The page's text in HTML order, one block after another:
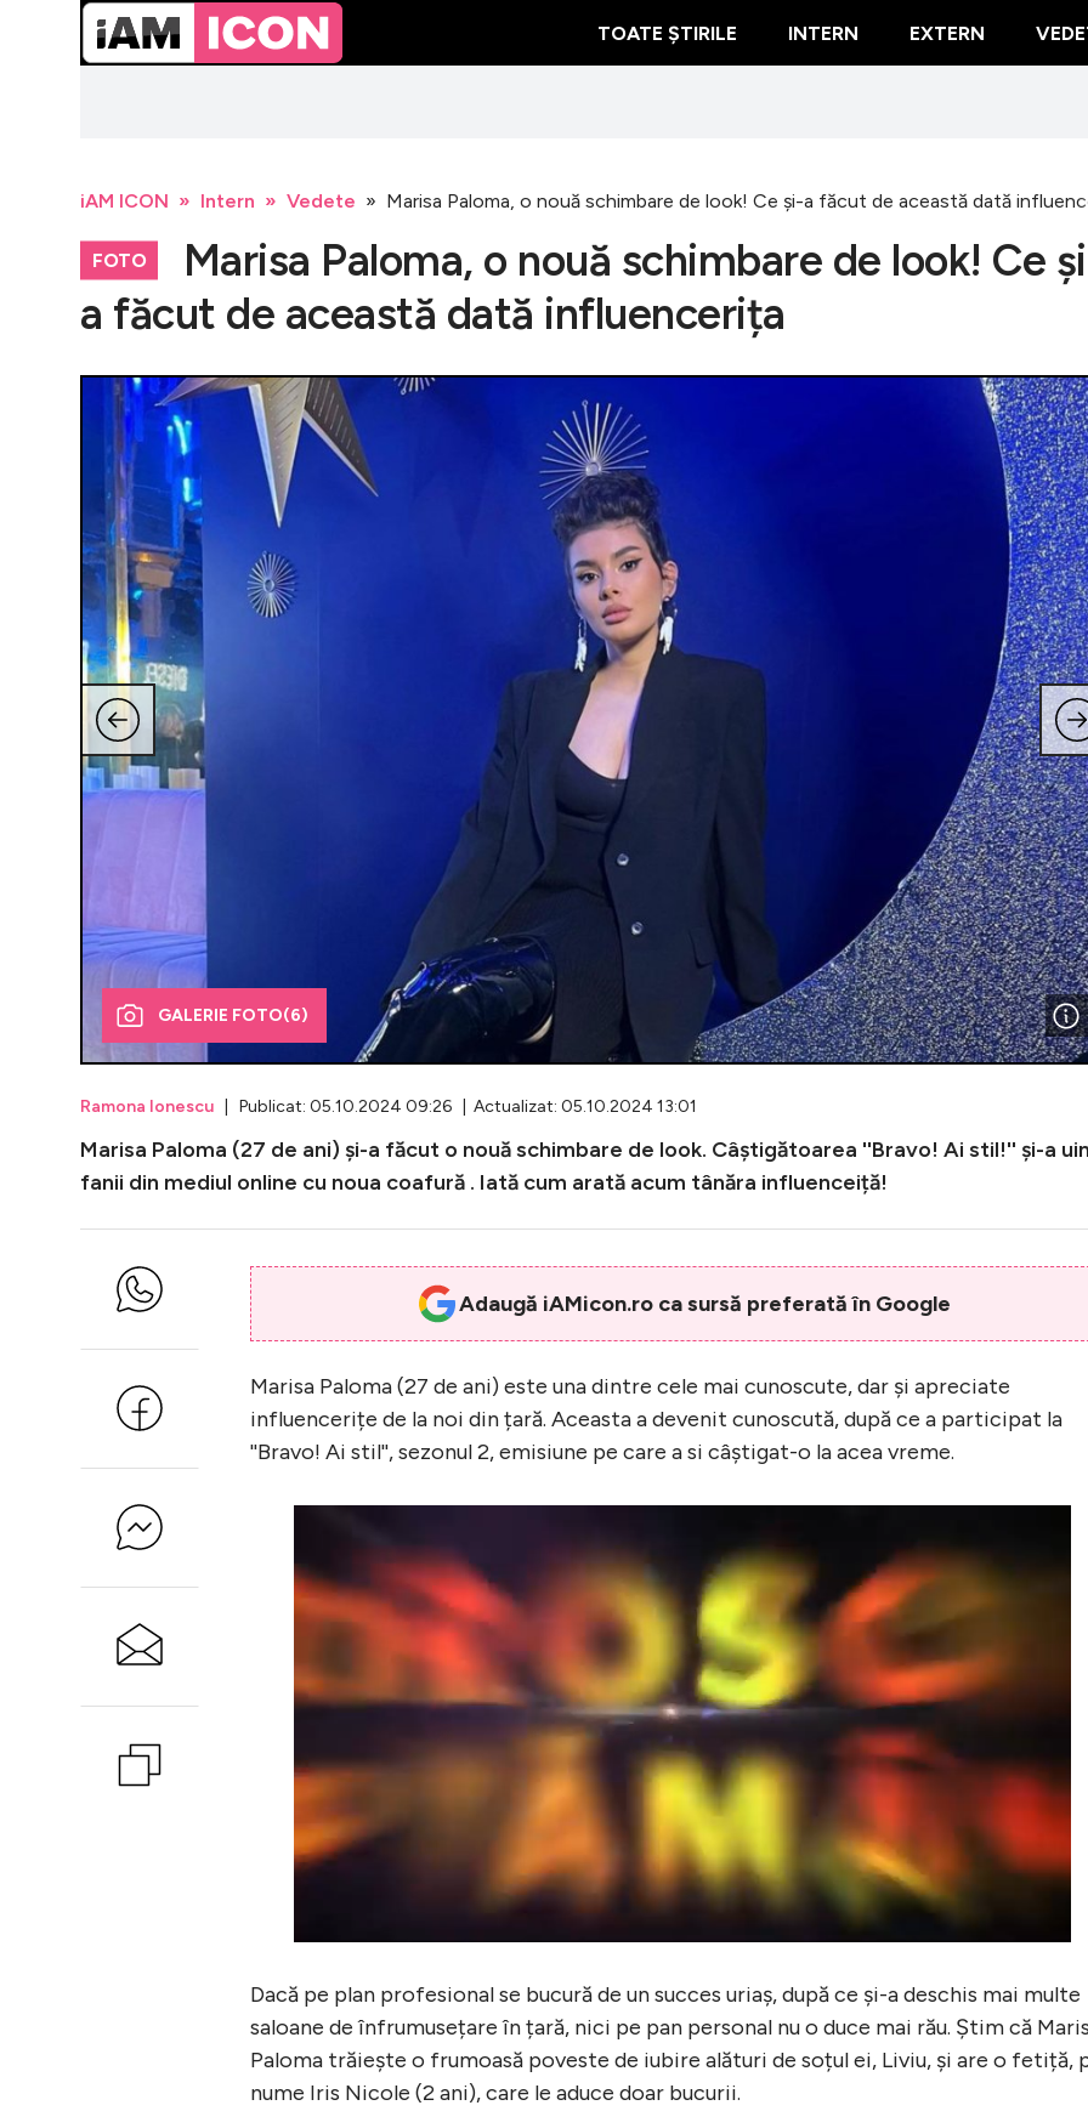
TOATE ȘTIRILE INTERN EXTERN
iAM ICON Intern Vedete Marisa Paloma, o nouă schimbare de look! Ce și-a făcut de această dată
FOTO
Marisa Paloma, o nouă schimbare de look! Ce
a făcut de această dată influencerița
GALERIE FOTO(6)
Ramona Ionescu | Publicat: 05.10.2024 09:26 | Actualizat: 05.10.2024 13:01
Marisa Paloma (27 de ani) și-a făcut o nouă schimbare de look. Câștigătoarea ''Bravo! Ai stil!'' și-a
fanii din mediul online cu noua coafură . Iată cum arată acum tânăra influenceiță!
Adaugă iAMicon.ro ca sursă preferată în Google
Marisa Paloma (27 de ani) este una dintre cele mai cunoscute, dar și apreciate
influencerițe de la noi din țară. Aceasta a devenit cunoscută, după ce a participat la
''Bravo! Ai stil'', sezonul 2, emisiune pe care a si câștigat-o la acea vreme.
Dacă pe plan profesional se bucură de un succes uriaș, după ce și-a deschis mai multe
saloane de înfrumusețare în țară, nici pe pan personal nu o duce mai rău. Știm că
Paloma trăiește o frumoasă poveste de iubire alături de soțul ei, Liviu, și are o fetiță,
nume Iris Nicole (2 ani), care le aduce doar bucurii.